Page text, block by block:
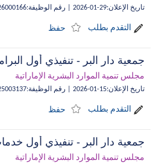
تاريخ الإعلان:
29-01-2026 رقم الوظيفة:
التقدم بطلب حفظ
جمعية دار البر - تنفيذي أول
مجلس تنمية الموارد البشرية الإماراتية
تاريخ الإعلان:
15-01-2026 رقم الوظيفة:
التقدم بطلب حفظ
جمعية دار البر - تنفيذي أول
مجلس تنمية الموارد البشرية الإماراتية